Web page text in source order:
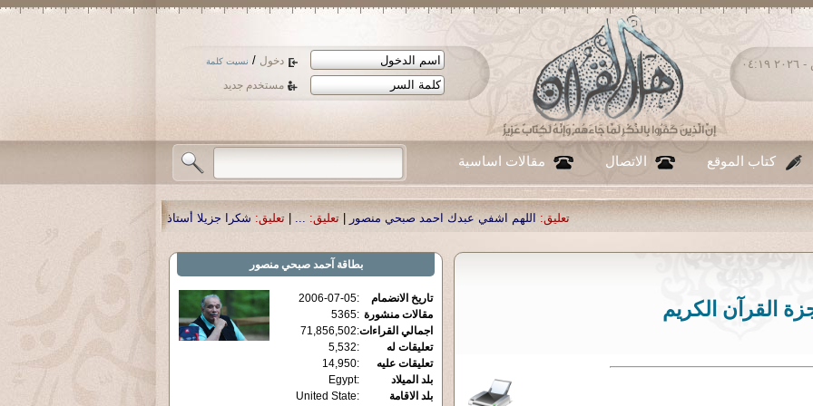
دخول / نسيت كلمة
مستخدم جديد
السبت ٠٨ - أغسطس - ٢٠٢٦ ٠٤:١٩
كتاب الموقع الاتصال مقالات اساسية
اللهم اشفي عبدك احمد صبحي منصور|تعليق: ...
|تعليق: شكرا جزيلا أستاذ حمد الحمد .أكرمكم الله .|تعليق:
القرآن الكريم
بطاقة آحمد صبحي منصور
تاريخ الانضمام :
2006-07-05
مقالات منشورة :
5365
اجمالي القراءات:
71,856,502
تعليقات له
:
5,532
تعليقات عليه
:
14,950
بلد الميلاد
:
Egypt
بلد الاقامة
:
United State